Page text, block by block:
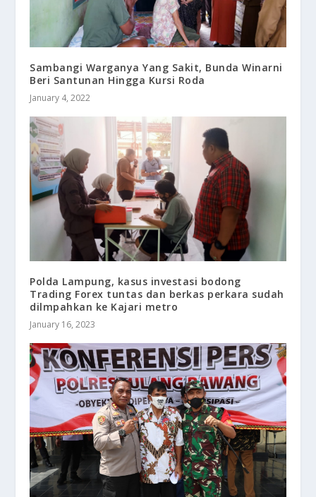
Sambangi Warganya Yang Sakit, Bunda Winarni
Beri Santunan Hingga Kursi Roda
January 4, 2022
Polda Lampung, kasus investasi bodong
Trading Forex tuntas dan berkas perkara sudah
dilmpahkan ke Kajari metro
January 16, 2023